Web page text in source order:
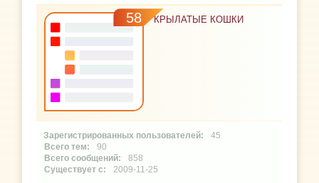
58 КРЫЛАТЫЕ КОШКИ
45
90
858
2009-11-25